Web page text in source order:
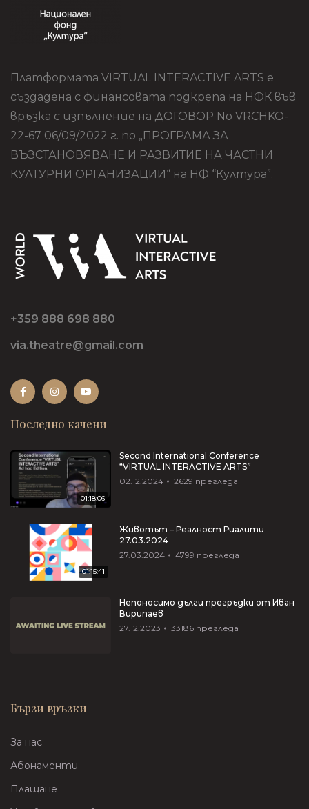
Платформата VIRTUAL INTERACTIVE ARTS е
създадена с финансовата подкрепа на НФК във
връзка с изпълнение на ДОГОВОР No VRCHKO-
22-67 06/09/2022 г. по „ПРОГРАМА ЗА
ВЪЗСТАНОВЯВАНЕ И РАЗВИТИЕ НА ЧАСТНИ
КУЛТУРНИ ОРГАНИЗАЦИИ“ на НФ “Култура”.
+359 888 698 880
via.theatre@gmail.com
Последно качени
01:18:06
Second International Conference
“VIRTUAL INTERACTIVE ARTS”
02.12.2024
2629 прегледа
01:15:41
Животът – Реалност Риалити
27.03.2024
27.03.2024
4799 прегледа
Непоносимо дълги прегръдки от Иван
Вирипаев
27.12.2023
33186 прегледа
Бързи връзки
За нас
Абонаменти
Плащане